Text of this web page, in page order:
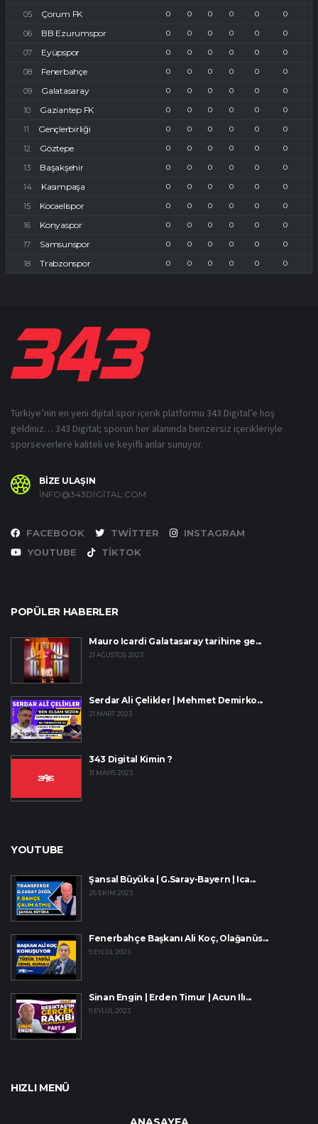
Çorum FK 0 0 0 0 0 0
BB Ezurumspor 0 0 0 0 0 0
Eyüpspor 0 0 0 0 0 0
Fenerbahçe 0 0 0 0 0 0
Galatasaray 0 0 0 0 0 0
Gaziantep FK 0 0 0 0 0 0
Gençlerbirliği 0 0 0 0 0 0
Göztepe 0 0 0 0 0 0
Başakşehir 0 0 0 0 0 0
Kasımpaşa 0 0 0 0 0 0
Kocaelispor 0 0 0 0 0 0
Konyaspor 0 0 0 0 0 0
Samsunspor 0 0 0 0 0 0
Trabzonspor 0 0 0 0 0 0
Türkiye’nin en yeni dijital spor içerik platformu 343 Digital’e hoş
geldiniz… 343 Digital; sporun her alanında benzersiz içerikleriyle
sporseverlere kaliteli ve keyifli anlar sunuyor.
BİZE ULAŞIN
INFO@343DIGITAL.COM
FACEBOOK TWITTER
INSTAGRAM
YOUTUBE
TIKTOK
POPÜLER HABERLER
Mauro Icardi Galatasaray tarihine ge...
21 AĞUSTOS 2023
Serdar Ali Çelikler | Mehmet Demirko...
21 MART 2023
343 Digital Kimin ?
31 MAYIS 2023
YOUTUBE
Şansal Büyüka | G.Saray-Bayern | Ica...
26 EKIM 2023
Fenerbahçe Başkanı Ali Koç, Olağanüs...
9 EYLÜL 2023
Sinan Engin | Erden Timur | Acun Ilı...
9 EYLÜL 2023
HIZLI MENÜ